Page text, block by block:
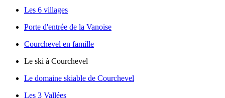
Les 6 villages
Porte d'entrée de la Vanoise
Courchevel en famille
Le ski à Courchevel
Le domaine skiable de Courchevel
Les 3 Vallées